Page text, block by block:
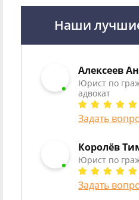
Наши
Алексеев
Юрист по
адвокат
Задать
Королёв
Юрист по
Задать